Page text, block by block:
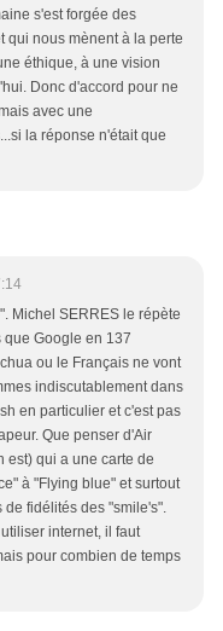
s'est forgée des
qui nous mènent à la perte
éthique, à une vision
Donc d'accord pour ne
avec une
la réponse n'était que
Michel SERRES le répète
Google en 137
ou le Français ne vont
indiscutablement dans
en particulier et c'est pas
Que penser d'Air
est) qui a une carte de
à "Flying blue" et surtout
fidélités des "smile's".
internet, il faut
pour combien de temps